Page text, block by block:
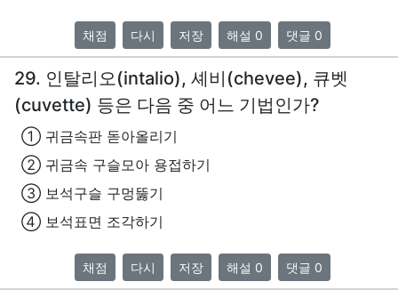
채점 다시 저장 해설 0 댓글 0
29. 인탈리오(intalio), 셰비(chevee), 큐벳
(cuvette) 등은 다음 중 어느 기법인가?
① 귀금속판 돋아올리기
② 귀금속 구슬모아 용접하기
③ 보석구슬 구멍뚫기
④ 보석표면 조각하기
채점 다시 저장 해설 0 댓글 0